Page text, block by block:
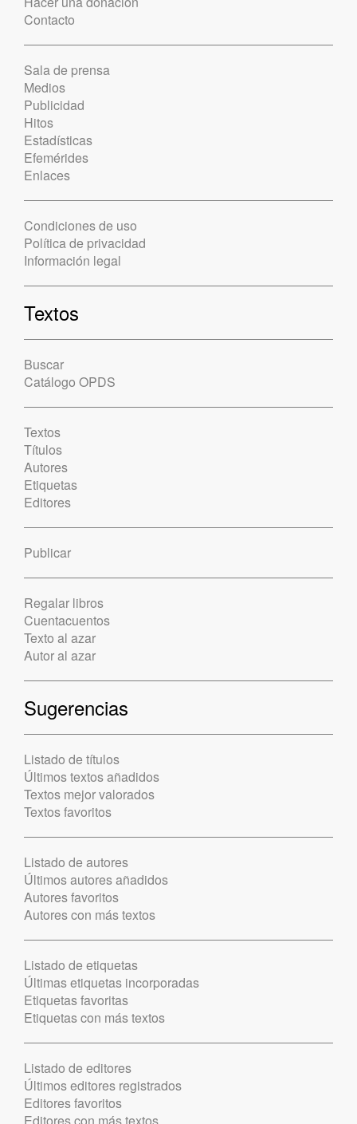
Contacto
Sala de prensa
Medios
Publicidad
Hitos
Estadísticas
Efemérides
Enlaces
Condiciones de uso
Política de privacidad
Información legal
Textos
Buscar
Catálogo OPDS
Textos
Títulos
Autores
Etiquetas
Editores
Publicar
Regalar libros
Cuentacuentos
Texto al azar
Autor al azar
Sugerencias
Listado de títulos
Últimos textos añadidos
Textos mejor valorados
Textos favoritos
Listado de autores
Últimos autores añadidos
Autores favoritos
Autores con más textos
Listado de etiquetas
Últimas etiquetas incorporadas
Etiquetas favoritas
Etiquetas con más textos
Listado de editores
Últimos editores registrados
Editores favoritos